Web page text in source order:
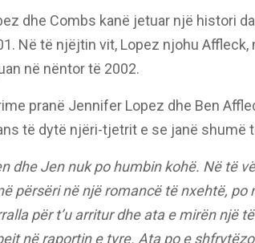
dhe Combs kanë jetuar një histori
Në të njëjtin vit, Lopez njohu Affleck,
në nëntor të 2002.
pranë Jennifer Lopez dhe Ben
të dytë njëri-tjetrit e se janë shumë
dhe Jen nuk po humbin kohë. Në të
përsëri në një romancë të nxehtë,
për t’u arritur dhe ata e mirën një
në raportin e tyre. Ata po e